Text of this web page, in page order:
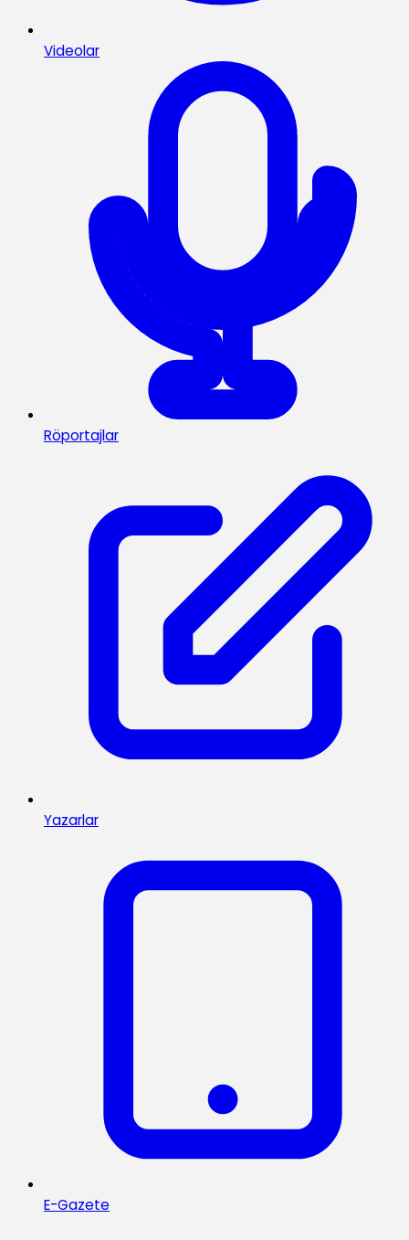
Videolar
Röportajlar
Yazarlar
E-Gazete